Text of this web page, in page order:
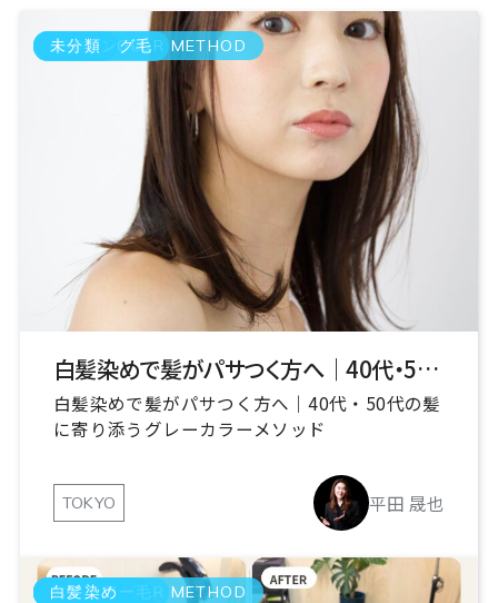
GRAY COLOR METHOD
エイジング毛
未分類
白髪染めで髪がパサつく方へ｜40代・50代の髪に寄り添うグレーカラーメソッド
白髪染めで髪がパサつく方へ｜40代・50代の髪
に寄り添うグレーカラーメソッド
TOKYO 平田 晟也
GRAY COLOR METHOD
エイジング毛
ヘアケアー
白髪染め